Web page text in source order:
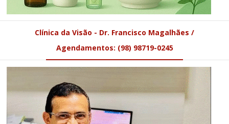
Clínica da Visão - Dr. Francisco Magalhães /
Agendamentos: (98) 98719-0245